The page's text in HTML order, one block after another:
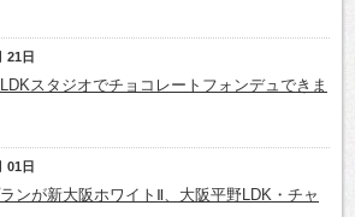
21日
スタジオでチョコレートフォンデュできま
01日
ンが新大阪ホワイトⅡ、大阪平野LDK・チャ